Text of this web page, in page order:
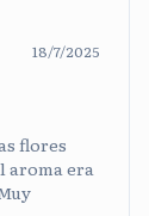
18/7/2025
flores
aroma era